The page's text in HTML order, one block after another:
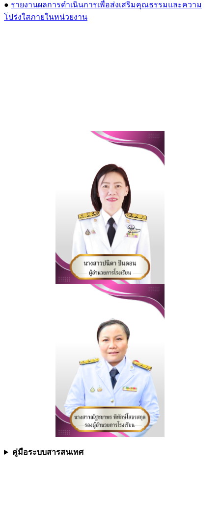
● รายงานผลการดำเนินการเพื่อส่งเสริมคุณธรรมและความ
โปร่งใสภายในหน่วยงาน
คู่มือระบบสารสนเทศ